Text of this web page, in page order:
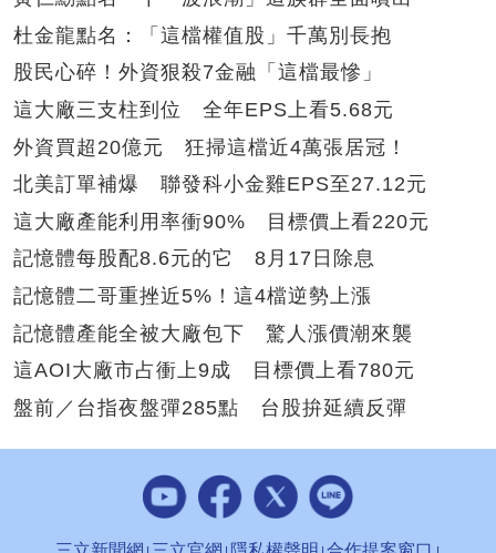
杜金龍點名：「這檔權值股」千萬別長抱
股民心碎！外資狠殺7金融「這檔最慘」
這大廠三支柱到位 全年EPS上看5.68元
外資買超20億元 狂掃這檔近4萬張居冠！
北美訂單補爆 聯發科小金雞EPS至27.12元
這大廠產能利用率衝90% 目標價上看220元
記憶體每股配8.6元的它 8月17日除息
記憶體二哥重挫近5%！這4檔逆勢上漲
記憶體產能全被大廠包下 驚人漲價潮來襲
這AOI大廠市占衝上9成 目標價上看780元
盤前／台指夜盤彈285點 台股拚延續反彈